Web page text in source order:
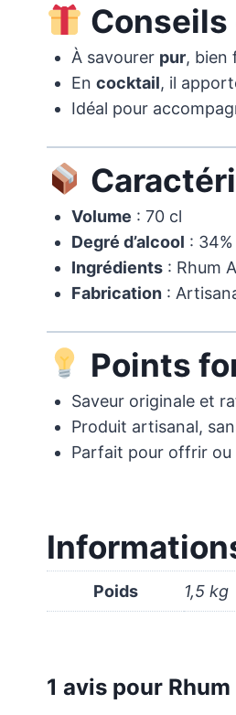
À savourer pur, bien
En cocktail, il
Idéal pour
Volume : 70 cl
Degré d’alcool : 34%
Ingrédients : Rhum
Fabrication :
Points
Saveur originale et
Produit artisanal,
Parfait pour offrir ou
Poids 1,5 kg
1 avis pour